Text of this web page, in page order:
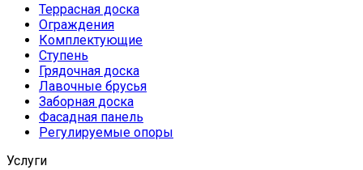
Террасная доска
Ограждения
Комплектующие
Ступень
Грядочная доска
Лавочные брусья
Заборная доска
Фасадная панель
Регулируемые опоры
Услуги